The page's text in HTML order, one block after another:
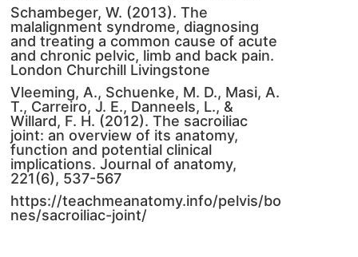
Schambeger, W. (2013). The
malalignment syndrome, diagnosing
and treating a common cause of acute
and chronic pelvic, limb and back pain.
London Churchill Livingstone
Vleeming, A., Schuenke, M. D., Masi, A.
T., Carreiro, J. E., Danneels, L., &
Willard, F. H. (2012). The sacroiliac
joint: an overview of its anatomy,
function and potential clinical
implications. Journal of anatomy,
221(6), 537-567
https://teachmeanatomy.info/pelvis/bo
nes/sacroiliac-joint/